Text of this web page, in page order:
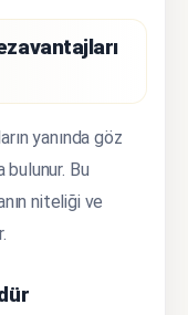
yanında göz
bulunur. Bu
niteliği ve